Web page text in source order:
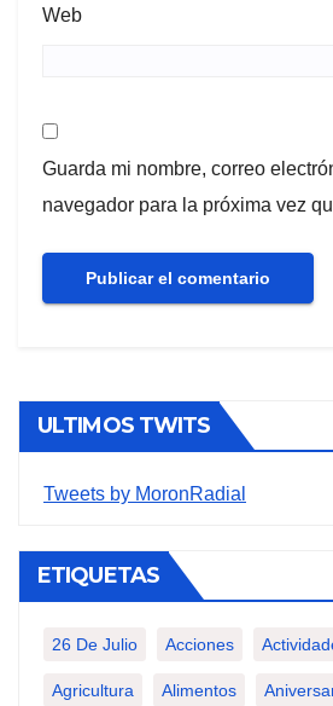
Web
Guarda mi nombre, correo
navegador para la próxima vez
ULTIMOS TWITS
Tweets by MoronRadial
ETIQUETAS
26 De Julio Acciones
Agricultura Alimentos